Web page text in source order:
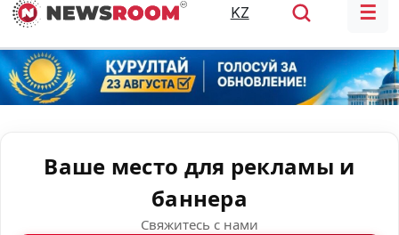
KZ ☰
Ваше место для рекламы и
баннера
Свяжитесь с нами